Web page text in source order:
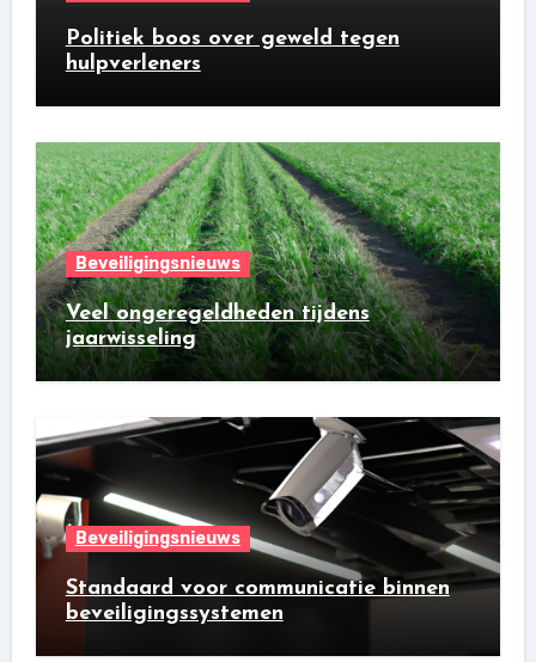
Politiek boos over geweld tegen
hulpverleners
Beveiligingsnieuws
Veel ongeregeldheden tijdens
jaarwisseling
Beveiligingsnieuws
Standaard voor communicatie binnen
beveiligingssystemen